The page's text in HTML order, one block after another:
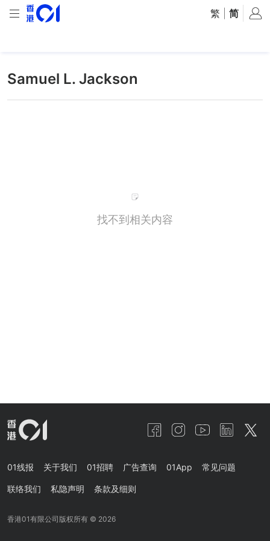
繁 简
Samuel L. Jackson
找不到相关内容
01线报 关于我们 01招聘 广告查询 01App 常见问题
联络我们 私隐声明 条款及细则
香港01有限公司版权所有 © 2026